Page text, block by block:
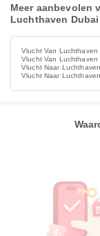
Meer aanbevolen
Luchthaven Dubai
Vlucht Van Luchthaven
Vlucht Van Luchthaven
Vlucht Naar
Vlucht Naar